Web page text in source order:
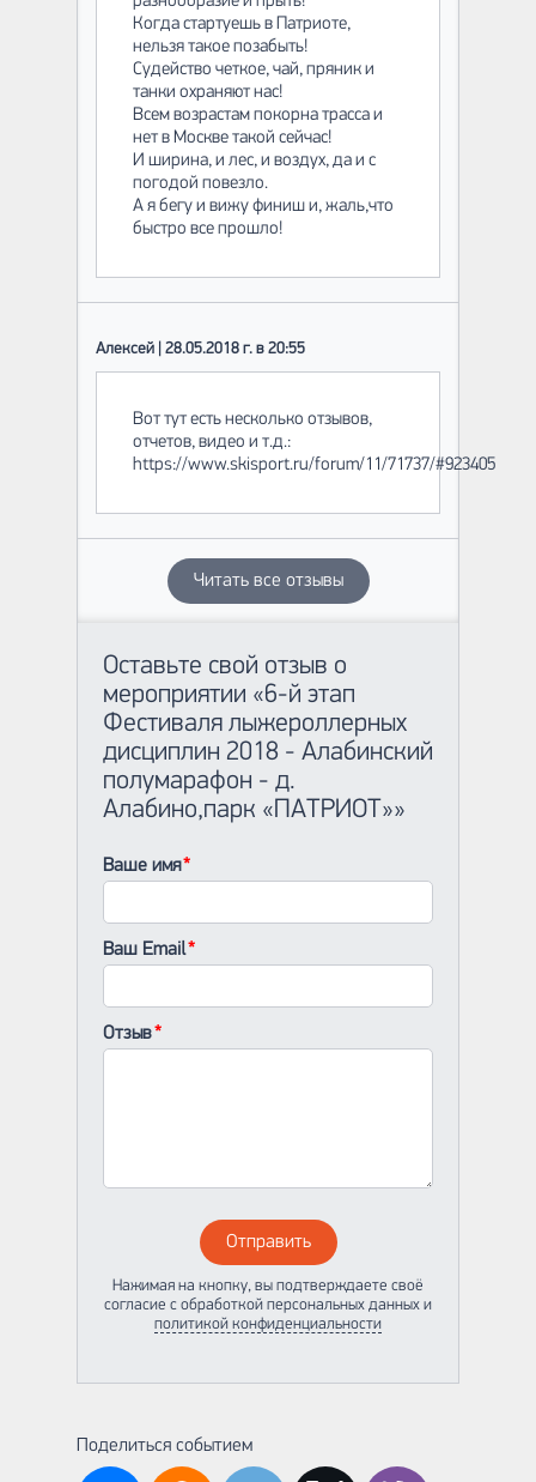
Когда стартуешь в Патриоте,
нельзя такое позабыть!
Судейство четкое, чай, пряник и
танки охраняют нас!
Всем возрастам покорна трасса и
нет в Москве такой сейчас!
И ширина, и лес, и воздух, да и с
погодой повезло.
А я бегу и вижу финиш и, жаль,что
быстро все прошло!
Алексей | 28.05.2018 г. в 20:55
Вот тут есть несколько отзывов,
отчетов, видео и т.д.:
https://www.skisport.ru/forum/11/71737/#923405
Читать все отзывы
Оставьте свой отзыв о
мероприятии «6-й этап
Фестиваля лыжероллерных
дисциплин 2018 - Алабинский
полумарафон - д.
Алабино,парк «ПАТРИОТ»»
Ваше имя
Ваш Email
Отзыв
Отправить
Нажимая на кнопку, вы подтверждаете своё
согласие с обработкой персональных данных и
политикой конфиденциальности
Поделиться событием